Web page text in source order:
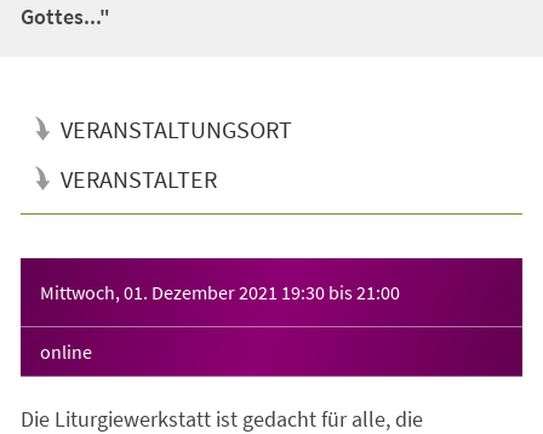
Gottes..."
VERANSTALTUNGSORT
VERANSTALTER
Mittwoch, 01. Dezember 2021 19:30 bis21:00
online
Die Liturgiewerkstatt ist gedacht für alle, die